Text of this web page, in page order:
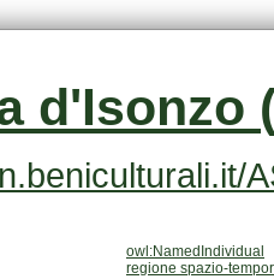
d'Isonzo
owl:NamedIndividual
regione spazio-